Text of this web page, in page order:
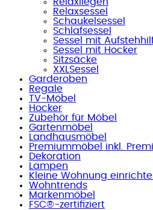
Relaxsessel
Schaukelsessel
Schlafsessel
Sessel mit
Sessel mit Hocker
Sitzsäcke
XXLSessel
Garderoben
Regale
TV-Möbel
Hocker
Zubehör für Möbel
Gartenmöbel
Landhausmöbel
Premiummöbel inkl.
Dekoration
Lampen
Kleine Wohnung
Wohntrends
Markenmöbel
FSC®-zertifiziert